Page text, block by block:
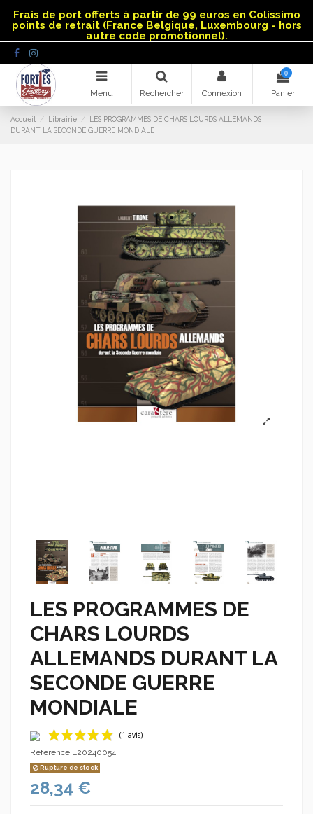
Frais de port offerts à partir de 99 euros en Colissimo
points de retrait (France Belgique, Luxembourg - hors
autre code promotionnel).
Menu Rechercher Connexion
0
Panier
Accueil Librairie
LES PROGRAMMES DE CHARS LOURDS ALLEMANDS
DURANT LA SECONDE GUERRE MONDIALE
LES PROGRAMMES DE
CHARS LOURDS
ALLEMANDS DURANT LA
SECONDE GUERRE
MONDIALE
Référence L20240054
Rupture de stock
28,34 €